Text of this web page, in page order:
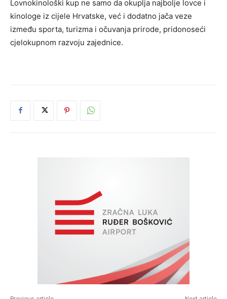
Lovnokinološki kup ne samo da okuplja najbolje lovce i
kinologe iz cijele Hrvatske, već i dodatno jača veze
između sporta, turizma i očuvanja prirode, pridonoseći
cjelokupnom razvoju zajednice.